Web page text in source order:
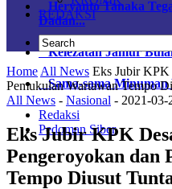
Heryanto Tanaka
Dadan...
Kelezatan Jamur
Sama-sama Minuman
Redaksi
Pedoman Siber
REDAKSI
Home All News Eks Jubir KPK
Pemukulan Wartawan Tempo
All News - Nasional - 2021-03-
Eks Jubir KPK
Pengeroyokan dan
Tempo Diusut